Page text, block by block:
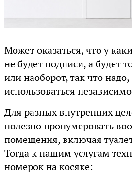
Может оказаться, что у
не будет подписи, а будет
или наоборот, так что
использоваться
Для разных внутренних
полезно пронумеровать
помещения, включая
Тогда к нашим услугам
номерок на косяке: